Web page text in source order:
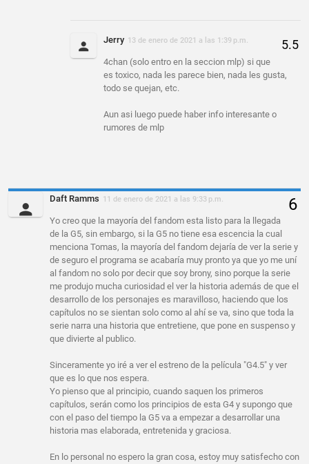
Jerry 13 de enero de 2021 a las 1:39 p.m.
4chan (solo entro en la seccion mlp) si que
es toxico, nada les parece bien, nada les gusta,
todo se quejan, etc.
Aun asi luego puede haber info interesante o
rumores de mlp
Daft Ramms 11 de enero de 2021 a las 9:33 p.m.
Yo creo que la mayoría del fandom esta listo para la llegada
de la G5, sin embargo, si la G5 no tiene esa escencia la cual
menciona Tomas, la mayoría del fandom dejaría de ver la serie y
de seguro el programa se acabaría muy pronto ya que yo me uní
al fandom no solo por decir que soy brony, sino porque la serie
me produjo mucha curiosidad el ver la historia además de que el
desarrollo de los personajes es maravilloso, haciendo que los
capítulos no se sientan solo como al ahí se va, sino que toda la
serie narra una historia que entretiene, que pone en suspenso y
que divierte al publico.
Sinceramente yo iré a ver el estreno de la película "G4.5" y ver
que es lo que nos espera.
Yo pienso que al principio, cuando saquen los primeros
capítulos, serán como los principios de esta G4 y supongo que
con el paso del tiempo la G5 va a empezar a desarrollar una
historia mas elaborada, entretenida y graciosa.
En lo personal no espero la gran cosa, estoy muy satisfecho con